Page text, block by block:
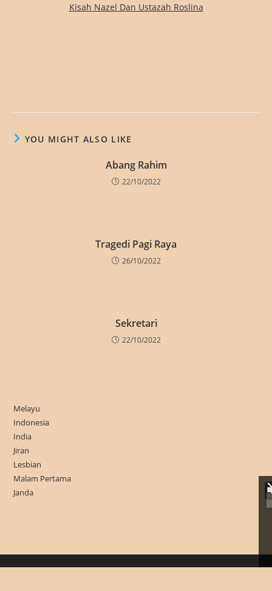
Kisah Nazel Dan Ustazah Roslina
YOU MIGHT ALSO LIKE
Abang Rahim
22/10/2022
Tragedi Pagi Raya
26/10/2022
Sekretari
22/10/2022
Melayu
Indonesia
India
Jiran
Lesbian
Malam Pertama
Janda